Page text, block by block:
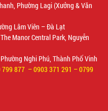
Phường Lagi (Xưởng & Văn
Lâm Viên – Đà Lạt
Manor Central Park, Nguyễn
Nghi Phú, Thành Phố Vinh
877 – 0903 371 291 – 0799